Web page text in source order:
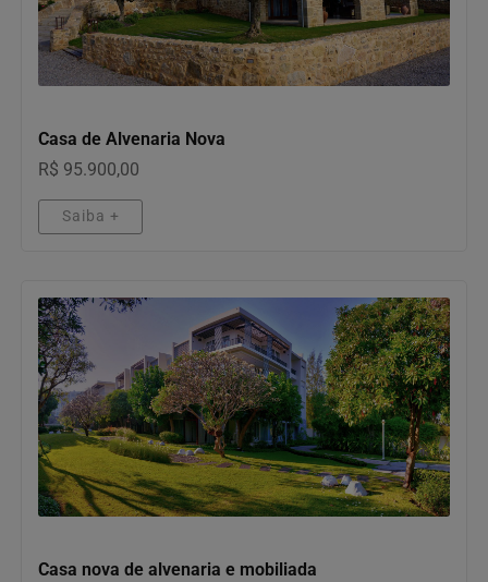
Casa de Alvenaria Nova
R$ 95.900,00
Saiba +
Casa nova de alvenaria e mobiliada